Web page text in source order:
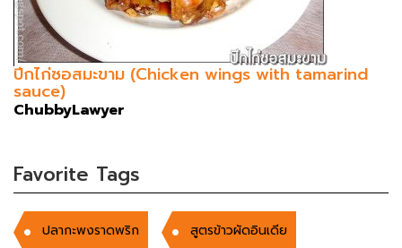
ปีกไก่ซอสมะขาม (Chicken wings with tamarind
sauce)
ChubbyLawyer
Favorite Tags
ปลากะพงราดพริก สูตรข้าวผัดอินเดีย